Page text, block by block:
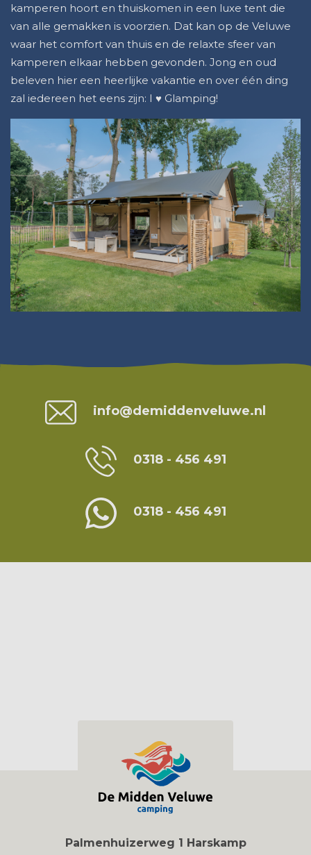
kamperen hoort en thuiskomen in een luxe tent die
van alle gemakken is voorzien. Dat kan op de Veluwe
waar het comfort van thuis en de relaxte sfeer van
kamperen elkaar hebben gevonden. Jong en oud
beleven hier een heerlijke vakantie en over één ding
zal iedereen het eens zijn: I ♥ Glamping!
info@demiddenveluwe.nl
0318 - 456 491
0318 - 456 491
Palmenhuizerweg 1 Harskamp